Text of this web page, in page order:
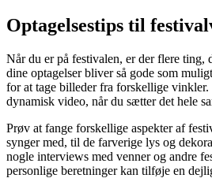
Optagelsestips til
Når du er på festivalen, er der flere ting,
dine optagelser bliver så gode som
for at tage billeder fra forskellige vinkler.
dynamisk video, når du sætter det hele
Prøv at fange forskellige aspekter af
synger med, til de farverige lys og
nogle interviews med venner og andre
personlige beretninger kan tilføje en